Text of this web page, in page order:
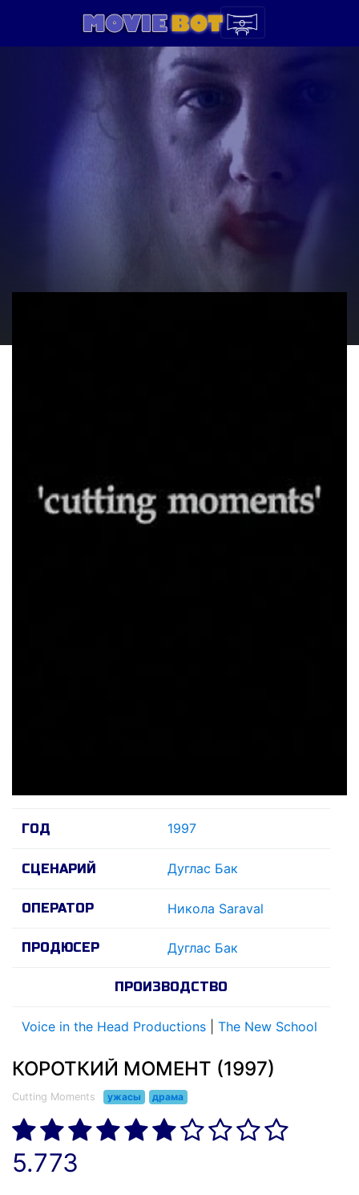
ГОД 1997
СЦЕНАРИЙ Дуглас Бак
ОПЕРАТОР Никола Saraval
ПРОДЮСЕР Дуглас Бак
ПРОИЗВОДСТВО
Voice in the Head Productions The New School
КОРОТКИЙ МОМЕНТ (1997)
Cutting Moments ужасы драма
5.773